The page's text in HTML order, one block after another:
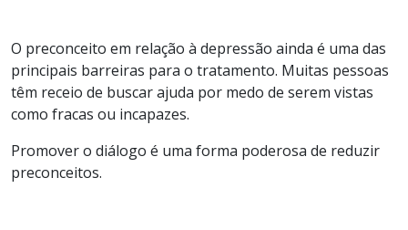
O preconceito em relação à depressão ainda é uma das
principais barreiras para o tratamento. Muitas pessoas
têm receio de buscar ajuda por medo de serem vistas
como fracas ou incapazes.
Promover o diálogo é uma forma poderosa de reduzir
preconceitos.